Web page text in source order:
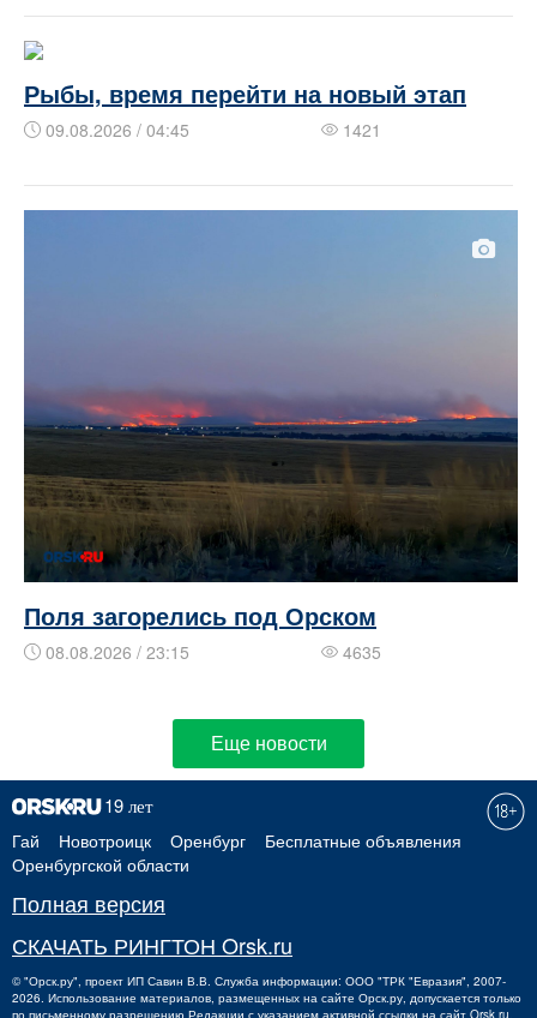
Рыбы, время перейти на новый этап
09.08.2026 / 04:45 1421
Поля загорелись под Орском
08.08.2026 / 23:15 4635
Еще новости
Гай Новотроицк Оренбург
Бесплатные объявления
Оренбургской области
Полная версия
СКАЧАТЬ РИНГТОН Orsk.ru
©"Орск.ру" , проект ИП Савин В.В. Служба информации: ООО "ТРК "Евразия", 2007-
2026. Использование материалов, размещенных на сайте Орск.ру, допускается только
по письменному разрешению Редакции с указанием активной ссылки на сайт Orsk.ru.